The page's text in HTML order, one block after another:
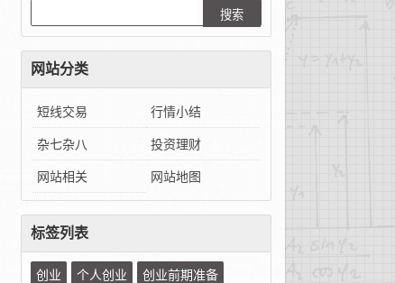
网站分类
短线交易 行情小结
杂七杂八 投资理财
网站相关 网站地图
标签列表
创业 个人创业 创业前期准备